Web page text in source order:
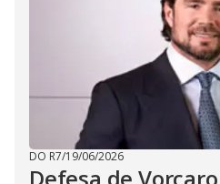
DO R7/19/06/2026